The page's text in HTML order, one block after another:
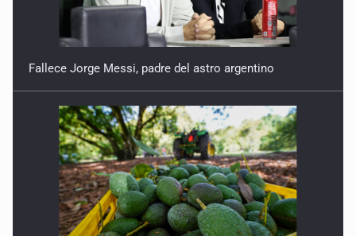
Contra los depredadores
25 de Marzo de 2026
¿Quién dejó entrar a Broxel?
18 de Marzo de 2026
Agua turbia, decisiones opacas
11 de Marzo de 2026
Lo importante vs. lo urgente
Fallece Jorge Messi, padre del astro argentino